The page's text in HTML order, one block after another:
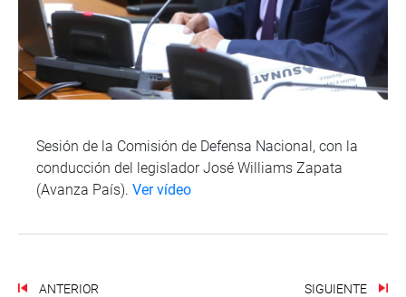
Sesión de la Comisión de Defensa Nacional, con la
conducción del legislador José Williams Zapata
(Avanza País). Ver vídeo
ANTERIOR SIGUIENTE